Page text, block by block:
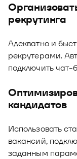
рекрутинга
Адекватно и
рекрутерами.
подключить чат-
кандидатов
Использовать
вакансий,
заданным